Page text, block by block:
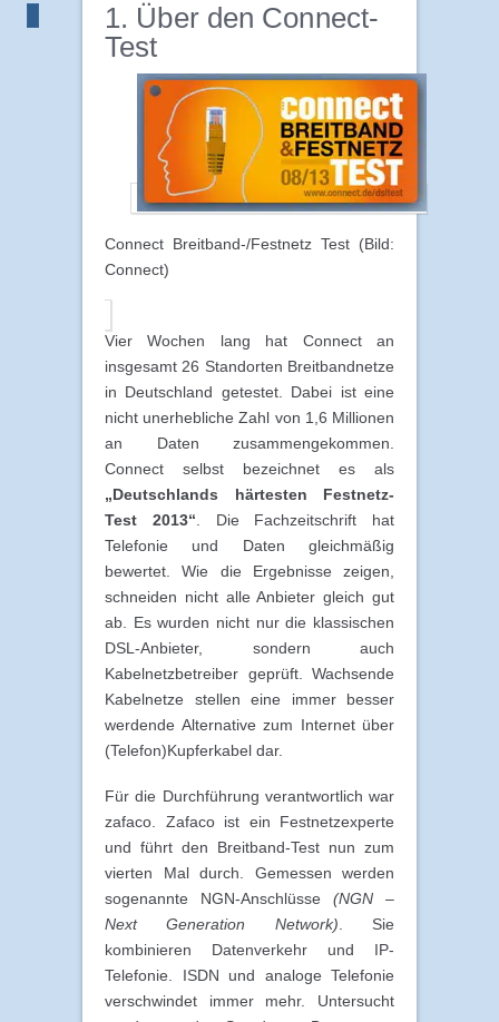
1. Über den Connect-
Test
Connect Breitband-/Festnetz Test (Bild:
Connect)
Vier Wochen lang hat Connect an
insgesamt 26 Standorten Breitbandnetze
in Deutschland getestet. Dabei ist eine
nicht unerhebliche Zahl von 1,6 Millionen
an Daten zusammengekommen.
Connect selbst bezeichnet es als
„Deutschlands härtesten Festnetz-
Test 2013“ . Die Fachzeitschrift hat
Telefonie und Daten gleichmäßig
bewertet. Wie die Ergebnisse zeigen,
schneiden nicht alle Anbieter gleich gut
ab. Es wurden nicht nur die klassischen
DSL-Anbieter, sondern auch
Kabelnetzbetreiber geprüft. Wachsende
Kabelnetze stellen eine immer besser
werdende Alternative zum Internet über
(Telefon)Kupferkabel dar.
Für die Durchführung verantwortlich war
zafaco. Zafaco ist ein Festnetzexperte
und führt den Breitband-Test nun zum
vierten Mal durch. Gemessen werden
sogenannte NGN-Anschlüsse (NGN –
Next Generation Network) . Sie
kombinieren Datenverkehr und IP-
Telefonie. ISDN und analoge Telefonie
verschwindet immer mehr. Untersucht